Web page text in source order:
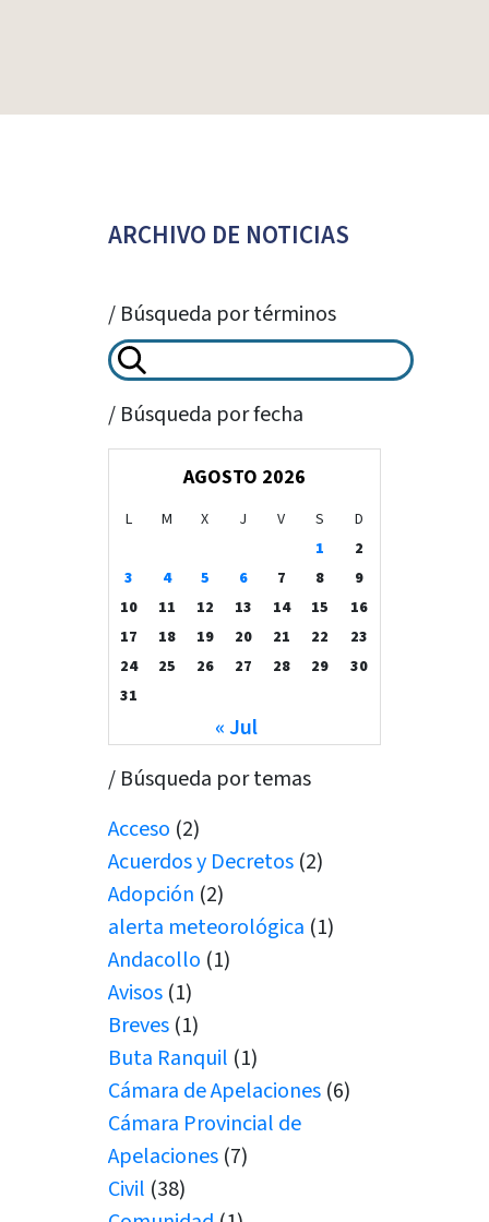
ARCHIVO DE NOTICIAS
/ Búsqueda por términos
/ Búsqueda por fecha
AGOSTO 2026
L M X J V S
D
1
2
3
4 5 6 7 8
9
10
11 12 13 14 15
16
17
18 19 20 21 22
23
24
25 26 27 28 29
30
31
« Jul
/ Búsqueda por temas
Acceso (2)
Acuerdos y Decretos (2)
Adopción (2)
alerta meteorológica (1)
Andacollo (1)
Avisos (1)
Breves (1)
Buta Ranquil (1)
Cámara de Apelaciones (6)
Cámara Provincial de
Apelaciones (7)
Civil (38)